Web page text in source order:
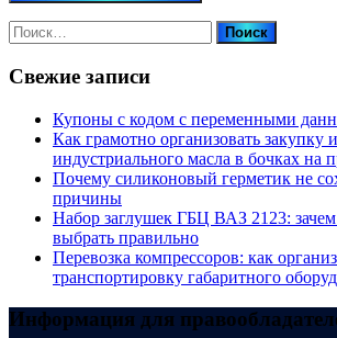
Найти:
Свежие записи
Купоны c кодом с переменными
Как грамотно организовать закупку
индустриального масла в бочках на
Почему силиконовый герметик не
причины
Набор заглушек ГБЦ ВАЗ 2123:
выбрать правильно
Перевозка компрессоров: как
транспортировку габаритного
Информация для